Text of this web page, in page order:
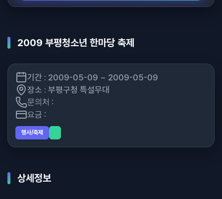
2009 부평청소년 한마당 축제
기간 : 2009-05-09 ~ 2009-05-09
장소 : 부평구청 특설무대
문의처 :
요금 :
행사/축제
상세정보